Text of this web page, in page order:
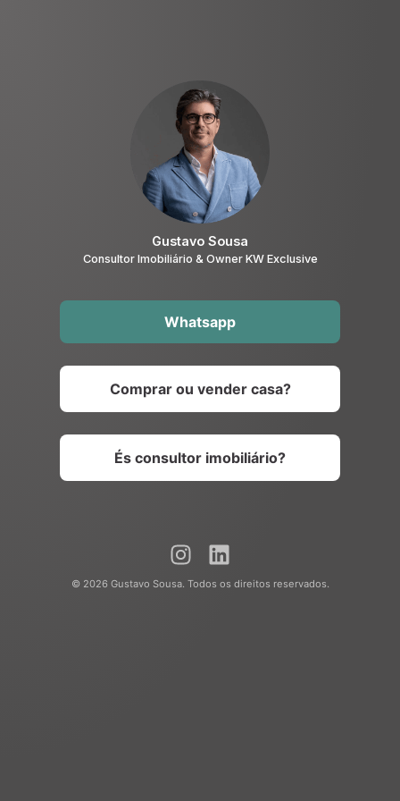
Gustavo Sousa
Consultor Imobiliário & Owner KW Exclusive
Whatsapp
Comprar ou vender casa?
És consultor imobiliário?
© 2026 Gustavo Sousa. Todos os direitos reservados.